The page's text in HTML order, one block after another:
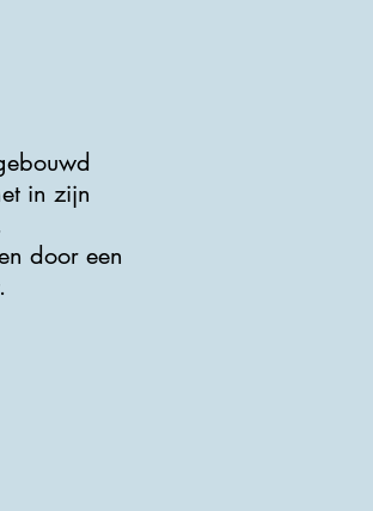
in zijn
door een